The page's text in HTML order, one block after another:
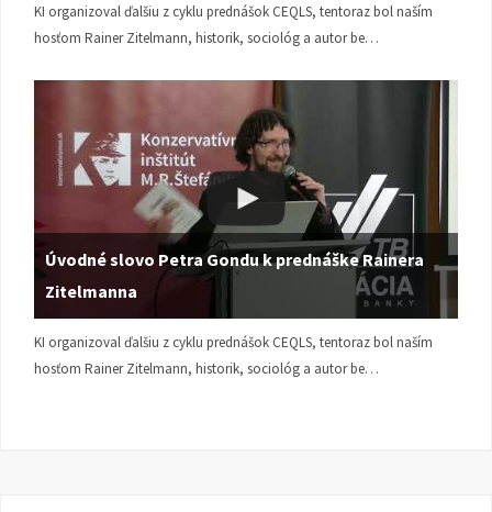
KI organizoval ďalšiu z cyklu prednášok CEQLS, tentoraz bol naším
hosťom Rainer Zitelmann, historik, sociológ a autor be…
Úvodné slovo Petra Gondu k prednáške Rainera
Zitelmanna
KI organizoval ďalšiu z cyklu prednášok CEQLS, tentoraz bol naším
hosťom Rainer Zitelmann, historik, sociológ a autor be…